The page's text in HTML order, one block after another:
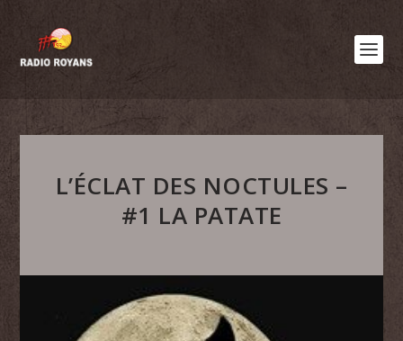
L’ÉCLAT DES NOCTULES –
#1 LA PATATE